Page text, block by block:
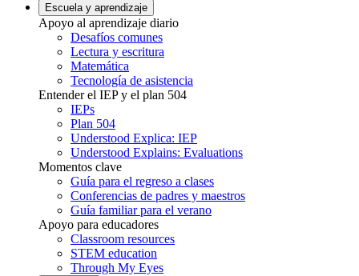
Escuela y aprendizaje
Apoyo al aprendizaje diario
Desafíos comunes
Lectura y escritura
Matemática
Tecnología de asistencia
Entender el IEP y el plan 504
IEPs
Plan 504
Understood Explica: IEP
Understood Explains: Evaluations
Momentos clave
Guía para el regreso a clases
Conferencias de padres y maestros
Guía familiar para el verano
Apoyo para educadores
Classroom resources
STEM education
Through My Eyes